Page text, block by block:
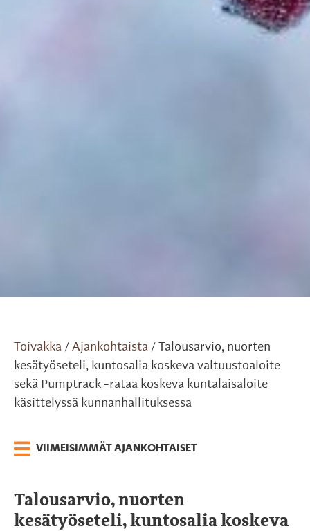
Toivakka / Ajankohtaista / Talousarvio, nuorten
kesätyöseteli, kuntosalia koskeva valtuustoaloite
sekä Pumptrack -rataa koskeva kuntalaisaloite
käsittelyssä kunnanhallituksessa
VIIMEISIMMÄT AJANKOHTAISET
Talousarvio, nuorten
kesätyöseteli, kuntosalia koskeva